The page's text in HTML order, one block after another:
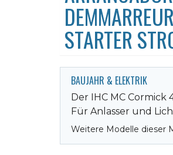
STARTER
BAUJAHR & ELEKTRIK
Der IHC MC
Für Anlasser und
Weitere Modelle dieser